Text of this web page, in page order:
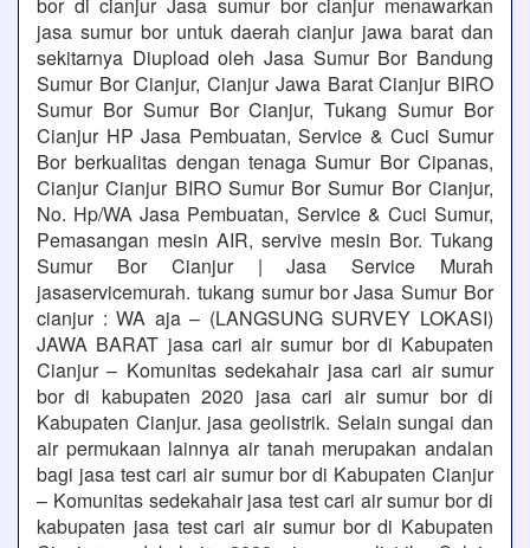
jasa sumur bor untuk daerah cianjur jawa barat dan
sekitarnya Diupload oleh Jasa Sumur Bor Bandung
Sumur Bor Cianjur, Cianjur Jawa Barat Cianjur BIRO
Sumur Bor Sumur Bor Cianjur, Tukang Sumur Bor
Cianjur HP Jasa Pembuatan, Service & Cuci Sumur
Bor berkualitas dengan tenaga Sumur Bor Cipanas,
Cianjur Cianjur BIRO Sumur Bor Sumur Bor Cianjur,
No. Hp/WA Jasa Pembuatan, Service & Cuci Sumur,
Pemasangan mesin AIR, servive mesin Bor. Tukang
Sumur Bor Cianjur | Jasa Service Murah
jasaservicemurah. tukang sumur bor Jasa Sumur Bor
cianjur : WA aja – (LANGSUNG SURVEY LOKASI)
JAWA BARAT jasa cari air sumur bor di Kabupaten
Cianjur – Komunitas sedekahair jasa cari air sumur
bor di kabupaten 2020 jasa cari air sumur bor di
Kabupaten Cianjur. jasa geolistrik. Selain sungai dan
air permukaan lainnya air tanah merupakan andalan
bagi jasa test cari air sumur bor di Kabupaten Cianjur
– Komunitas sedekahair jasa test cari air sumur bor di
kabupaten jasa test cari air sumur bor di Kabupaten